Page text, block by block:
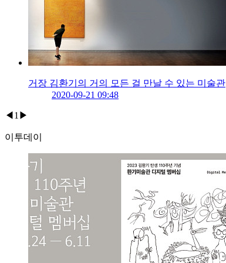
거장 김환기의 거의 모든 걸 만날 수 있는 미술관
2020-09-21 09:48
◀ 1 ▶
이투데이